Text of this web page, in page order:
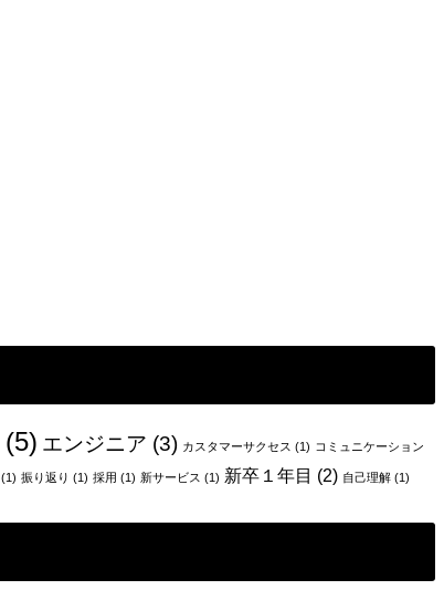
(5) エンジニア (3) カスタマーサクセス (1) コミュニケーション
(1) 振り返り (1) 採用 (1) 新サービス (1) 新卒１年目 (2) 自己理解 (1)